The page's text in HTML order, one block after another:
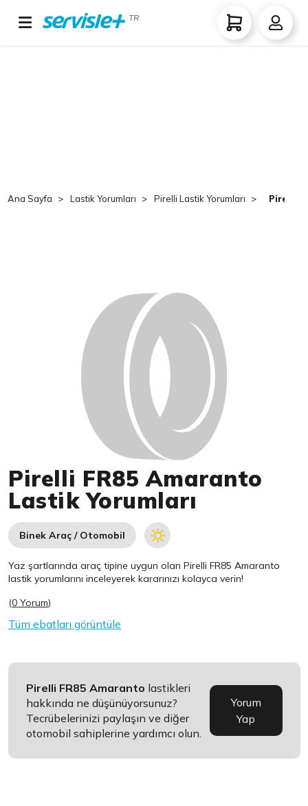
TR
Ana Sayfa Lastik Yorumları Pirelli Lastik Yorumları Pirelli
Pirelli FR85 Amaranto
Lastik Yorumları
Binek Araç / Otomobil
Yaz şartlarında araç tipine uygun olanPirelli FR85 Amaranto
lastik yorumlarını inceleyerek kararınızı kolayca verin!
(0 Yorum)
Tüm ebatları görüntüle
Pirelli FR85 Amaranto lastikleri
hakkında ne düşünüyorsunuz?
Tecrübelerinizi paylaşın ve diğer
otomobil sahiplerine yardımcı olun.
Yorum
Yap